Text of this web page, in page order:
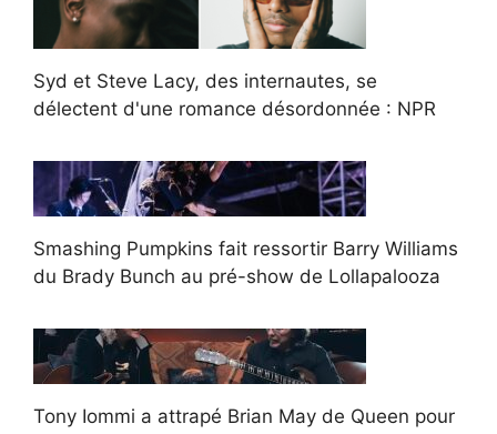
Syd et Steve Lacy, des internautes, se
délectent d'une romance désordonnée : NPR
Smashing Pumpkins fait ressortir Barry Williams
du Brady Bunch au pré-show de Lollapalooza
Tony Iommi a attrapé Brian May de Queen pour